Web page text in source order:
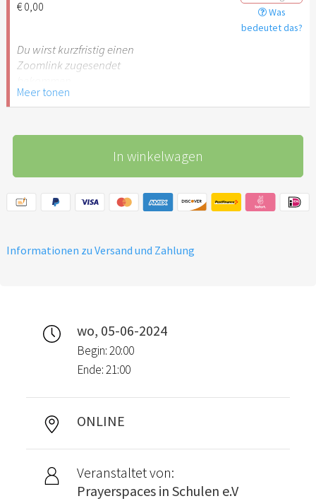
€ 0,00
Was
bedeutet das?
Du wirst kurzfristig einen
Zoomlink zugesendet
Meer tonen
In winkelwagen
Informationen zu Versand und Zahlung
wo, 05-06-2024
Begin: 20:00
Ende: 21:00
ONLINE
Veranstaltet von:
Prayerspaces in Schulen e.V